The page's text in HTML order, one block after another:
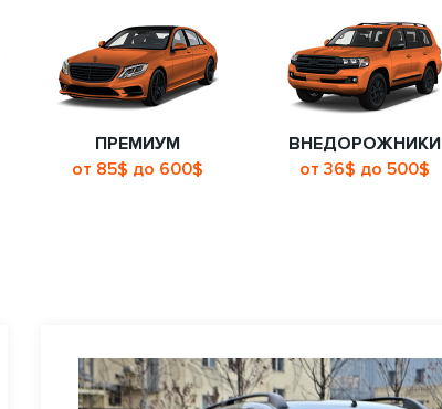
ПРЕМИУМ
от 85$ до 600$
ВНЕДОРОЖНИКИ
от 36$ до 500$